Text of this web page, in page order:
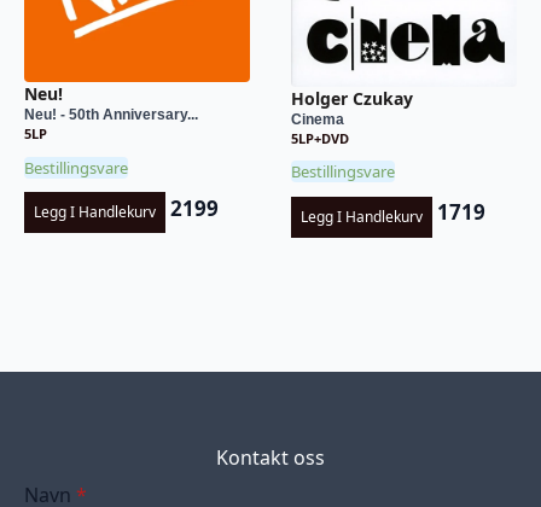
Neu!
Neu! - 50th Anniversary...
5LP
Bestillingsvare
Legg I Handlekurv 2199
Holger Czukay
Cinema
5LP+DVD
Bestillingsvare
Legg I Handlekurv 1719
Kontakt oss
Navn *